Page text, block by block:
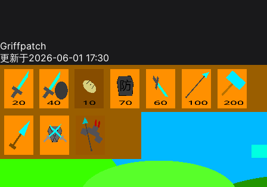
Griffpatch
更新于2026-06-01 17:30